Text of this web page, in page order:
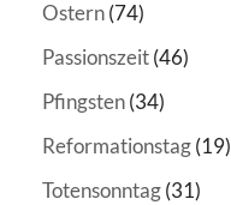
Ostern(74)
Passionszeit(46)
Pfingsten(34)
Reformationstag(19)
Totensonntag(31)